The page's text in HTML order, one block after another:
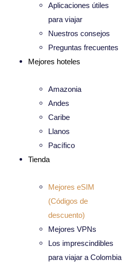
Aplicaciones útiles
para viajar
Nuestros consejos
Preguntas frecuentes
Mejores hoteles
Amazonia
Andes
Caribe
Llanos
Pacífico
Tienda
Mejores eSIM
(Códigos de
descuento)
Mejores VPNs
Los imprescindibles
para viajar a Colombia